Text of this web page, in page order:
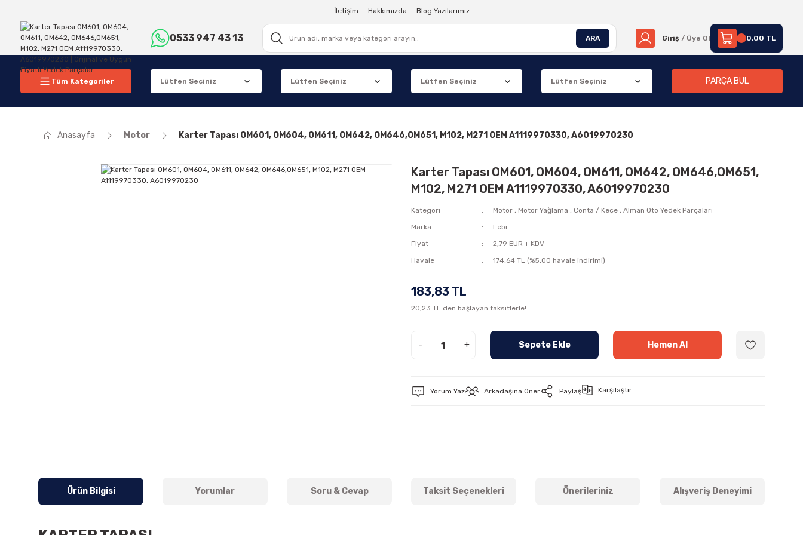
İletişim Hakkımızda Blog Yazılarımız
0533 947 43 13 ARA Giriş / Üye Ol 0,00 TL
Tüm Kategoriler PARÇA BUL
Anasayfa Motor Karter Tapası OM601, OM604, OM611, OM642, OM646,OM651, M102, M271 OEM A1119970330, A6019970230
Karter Tapası OM601, OM604, OM611, OM642, OM646,OM651,
M102, M271 OEM A1119970330, A6019970230
Kategori Motor , Motor Yağlama , Conta / Keçe ,Alman Oto Yedek Parçaları
Marka
Febi
Fiyat
2,79 EUR + KDV
Havale
174,64 TL (%5,00 havale indirimi)
183,83 TL
20,23 TL den başlayan taksitlerle!
- + Sepete Ekle Hemen Al
Yorum Yaz Arkadaşına Öner Paylaş Karşılaştır
Ürün Bilgisi Yorumlar Soru & Cevap Taksit Seçenekleri Önerileriniz Alışveriş Deneyimi